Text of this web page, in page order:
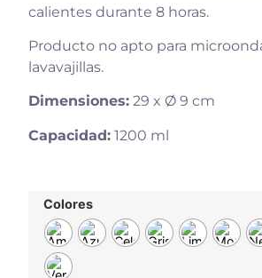
calientes durante 8 horas.
Producto no apto para
lavavajillas.
Dimensiones: 29 x Ø 9 cm
Capacidad: 1200 ml
Colores